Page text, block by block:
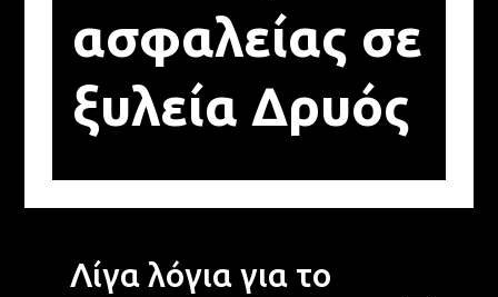
ασφαλείας σε
ξυλεία Δρυός
Λίγα λόγια για το